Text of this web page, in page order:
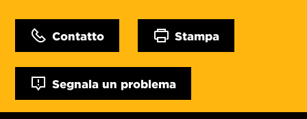
Contatto Stampa
Segnala un problema